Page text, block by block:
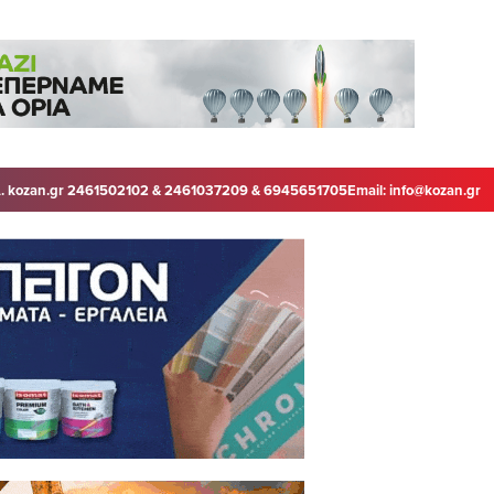
kozan.gr 2461502102 & 2461037209 & 6945651705Email:info@kozan.gr